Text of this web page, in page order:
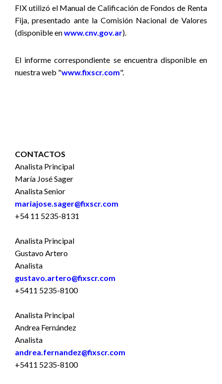
FIX utilizó el Manual de Calificación de Fondos de Renta
Fija,presentado ante la Comisión Nacional de Valores
(disponible enwww.cnv.gov.ar).
El informe correspondiente se encuentra disponible en
nuestra web "www.fixscr.com".
CONTACTOS
Analista Principal
María José Sager
Analista Senior
mariajose.sager@fixscr.com
+54 11 5235-8131
Analista Principal
Gustavo Artero
Analista
gustavo.artero@fixscr.com
+5411 5235-8100
Analista Principal
Andrea Fernández
Analista
andrea.fernandez@fixscr.com
+5411 5235-8100